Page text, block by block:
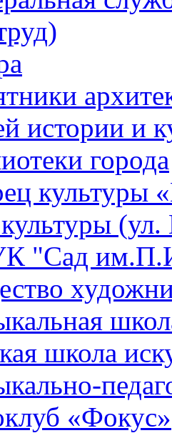
истории и
города
культуры
(ул.
"Сад
школа
«Фокус»